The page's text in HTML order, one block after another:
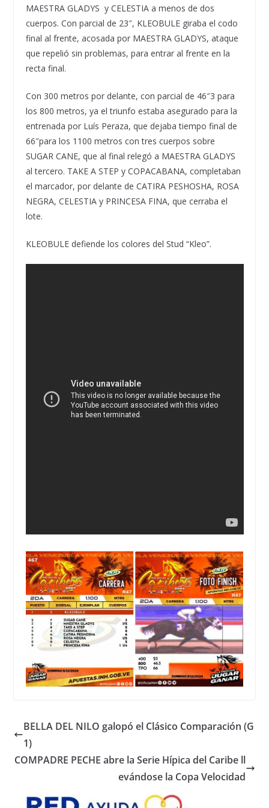
MAESTRA GLADYS y CELESTIA a menos de dos
cuerpos. Con parcial de 23″, KLEOBULE giraba el codo
final al frente, acosada por MAESTRA GLADYS, ataque
que repelió sin problemas, para entrar al frente en la
recta final.
Con 300 metros por delante, con parcial de 46″3 para
los 800 metros, ya el triunfo estaba asegurado para la
entrenada por Luís Peraza, que dejaba tiempo final de
66″para los 1100 metros con tres cuerpos sobre
SUGAR CANE, que al final relegó a MAESTRA GLADYS
al tercero. TAKE A STEP y COPACABANA, completaban
el marcador, por delante de CATIRA PESHOSHA, ROSA
NEGRA, CELESTIA y PRINCESA FINA, que cerraba el
lote.
KLEOBULE defiende los colores del Stud “Kleo”.
BELLA DEL NILO galopó el Clásico Comparación (G
1)
COMPADRE PECHE abre la Serie Hípica del Caribe ll
evándose la Copa Velocidad